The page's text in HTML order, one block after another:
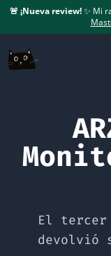
🚨 ¡Nueva review!✨ Mi
El tercer